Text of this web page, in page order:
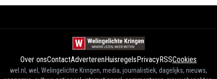
Over onsContactAdverterenHuisregelsPrivacyRSSCookies
wel.nl, wel, Welingelichte Kringen, media, journalistiek, dagelijks, nieuws,